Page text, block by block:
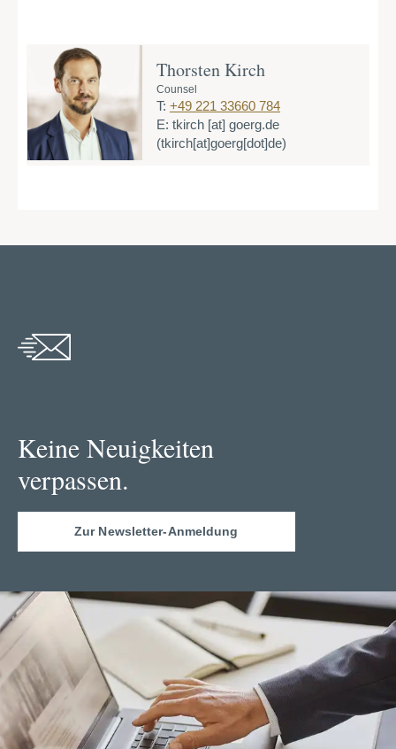
Thorsten Kirch
Counsel
T: +49 221 33660 784
E: tkirch [at] goerg.de
(tkirch[at]goerg[dot]de)
Keine Neuigkeiten
verpassen.
Zur Newsletter-Anmeldung